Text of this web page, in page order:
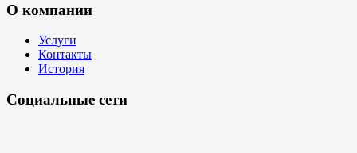
О компании
Услуги
Контакты
История
Социальные сети